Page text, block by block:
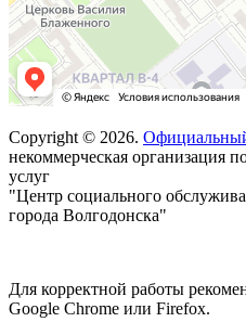
Copyright © 2026.
некоммерческая организация
услуг
"Центр социального
города Волгодонска"
Для корректной работы
Google Chrome или Firefox.